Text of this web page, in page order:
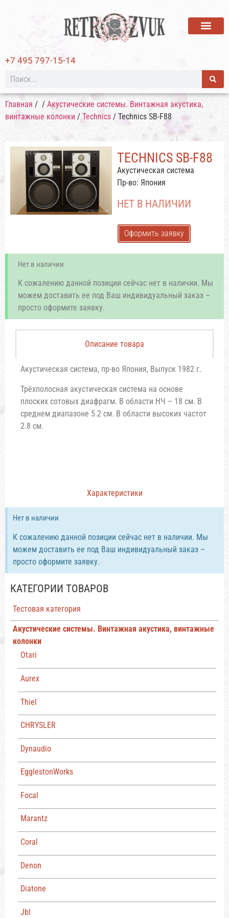
+7 495 797-15-14
Главная / / Акустические системы. Винтажная акустика,
винтажные колонки /Technics / Technics SB-F88
КАТЕГОРИИ ТОВАРОВ
Тестовая категория
Акустические системы. Винтажная акустика, винтажные
колонки
Otari
Aurex
Thiel
CHRYSLER
Dynaudio
EgglestonWorks
Focal
Marantz
Coral
Denon
Diatone
Jbl
TECHNICS SB-F88
Акустическая система
Пр-во: Япония
НЕТ В НАЛИЧИИ
Оформить заявку
Нет в наличии
К сожалению данной позиции сейчас нет в наличии. Мы
можем доставить ее под Ваш индивидуальный заказ –
просто оформите заявку.
Описание товара
Характеристики
Акустическая система, пр-во Япония, Выпуск 1982 г.
Трёхполосная акустическая система на основе
плоских сотовых диафрагм. В области НЧ – 18 см. В
среднем диапазоне 5.2 см. В области высоких частот
2.8 см.
Нет в наличии
К сожалению данной позиции сейчас нет в наличии. Мы
можем доставить ее под Ваш индивидуальный заказ –
просто оформите заявку.